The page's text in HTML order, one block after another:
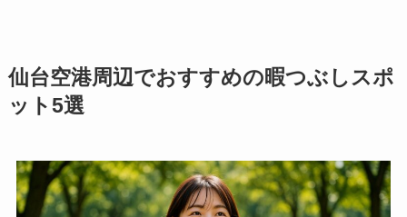
仙台空港周辺でおすすめの暇つぶしスポ
ット5選